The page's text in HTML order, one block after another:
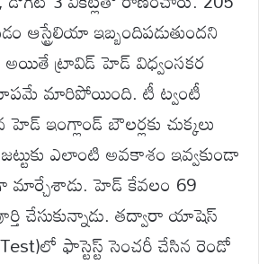
ఆస్ట్రేలియా ఇబ్బందిపడుతుందని
అయితే ట్రావిడ్ హెడ్ విధ్వంసకర
మారిపోయింది. టీ ట్వంటీ
ఇంగ్లాండ్ బౌలర్లకు చుక్కలు
జట్టుకు ఎలాంటి అవకాశం ఇవ్వకుండా
మార్చేశాడు. హెడ్ కేవలం 69
చేసుకున్నాడు. తద్వారా యాషెస్
ఫాస్టెస్ట్ సెంచరీ చేసిన రెండో